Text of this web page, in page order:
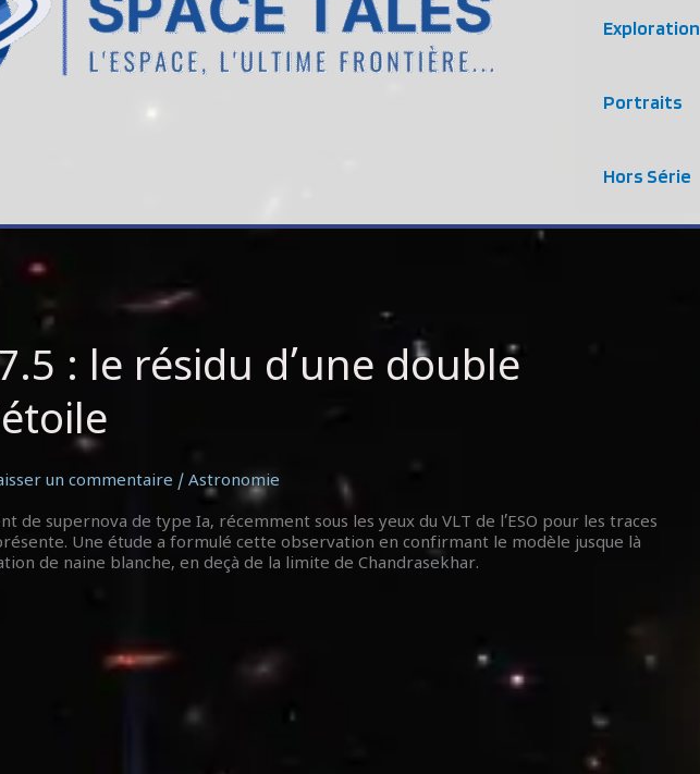
Exploration
Portraits
Hors Série
: le résidu d’une double
un commentaire / Astronomie
de supernova de type Ia, récemment sous les yeux du VLT de l’ESO pour les traces
Une étude a formulé cette observation en confirmant le modèle jusque là
de naine blanche, en deçà de la limite de Chandrasekhar.